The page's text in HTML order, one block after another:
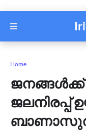
Home
ജനങ്ങൾക്ക്
ജലനിരപ്പ്